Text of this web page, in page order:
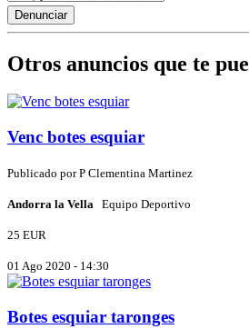
Otros anuncios que te
Venc botes esquiar
Publicado porP Clementina Martinez
Andorra la Vella Equipo Deportivo
25 EUR
01 Ago 2020 - 14:30
Botes esquiar taronges